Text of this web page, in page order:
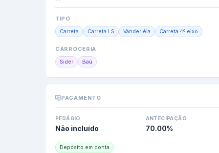
TIPO
Carreta Carreta LS Vanderléia Carreta 4º eixo
CARROCERIA
Sider Baú
PAGAMENTO
PEDÁGIO
Não incluído
ANTECIPAÇÃO
70.00%
Depósito em conta